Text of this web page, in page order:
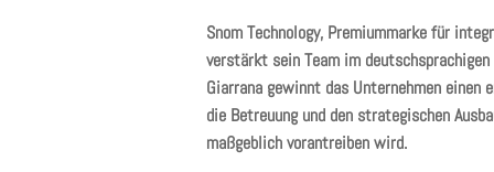
Snom Technology, Premiummarke für
verstärkt sein Team im deutschsprachigen
Giarrana gewinnt das Unternehmen einen
die Betreuung und den strategischen
maßgeblich vorantreiben wird.